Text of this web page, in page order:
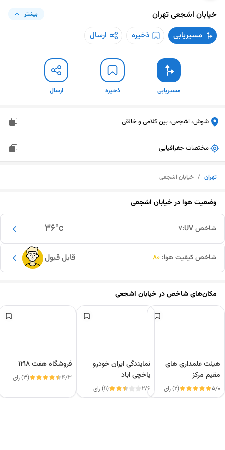
خیابان اشجعیتهران بیشتر
مسیریابی ذخیره ارسال
مسیریابی ذخیره ارسال
شوش، اشجعی، بین کلامی و خالقی
مختصات جغرافیایی
تهران / خیابان اشجعی
وضعیت هوا درخیابان اشجعی
36°c شاخص UV: 7
قابل قبول شاخص کیفیت هوا: 80
مکان‌های شاخص درخیابان اشجعی
ه‍یئت علمداری های
مقیم مرکز
5/0 (2) رای
نمایندگی ایران خودرو
یاخچی اباد
2/6 (11) رای
فروشگاه هفت ۱۲۱۸
4/3 (3) رای